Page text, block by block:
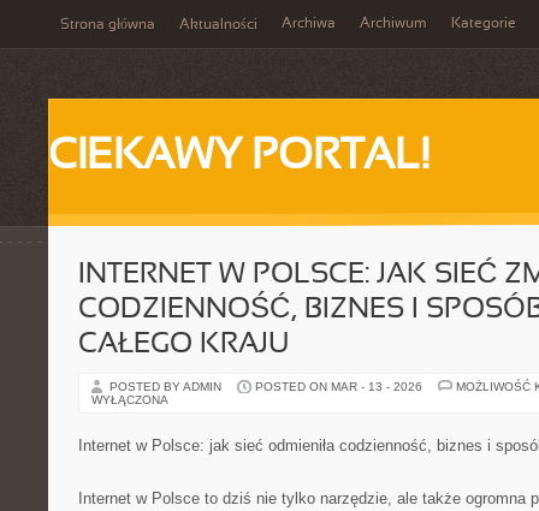
Strona główna Aktualności Archiwa Archiwum Kategorie
CIEKAWY PORTAL!
INTERNET W POLSCE: JAK SIEĆ
CODZIENNOŚĆ, BIZNES I
CAŁEGO KRAJU
POSTED BY ADMIN POSTED ON MAR - 13 - 2026
MOŻLIWOŚĆ
WYŁĄCZONA
Internet w Polsce: jak sieć odmieniła codzienność, biznes i
Internet w Polsce to dziś nie tylko narzędzie, ale także ogromna